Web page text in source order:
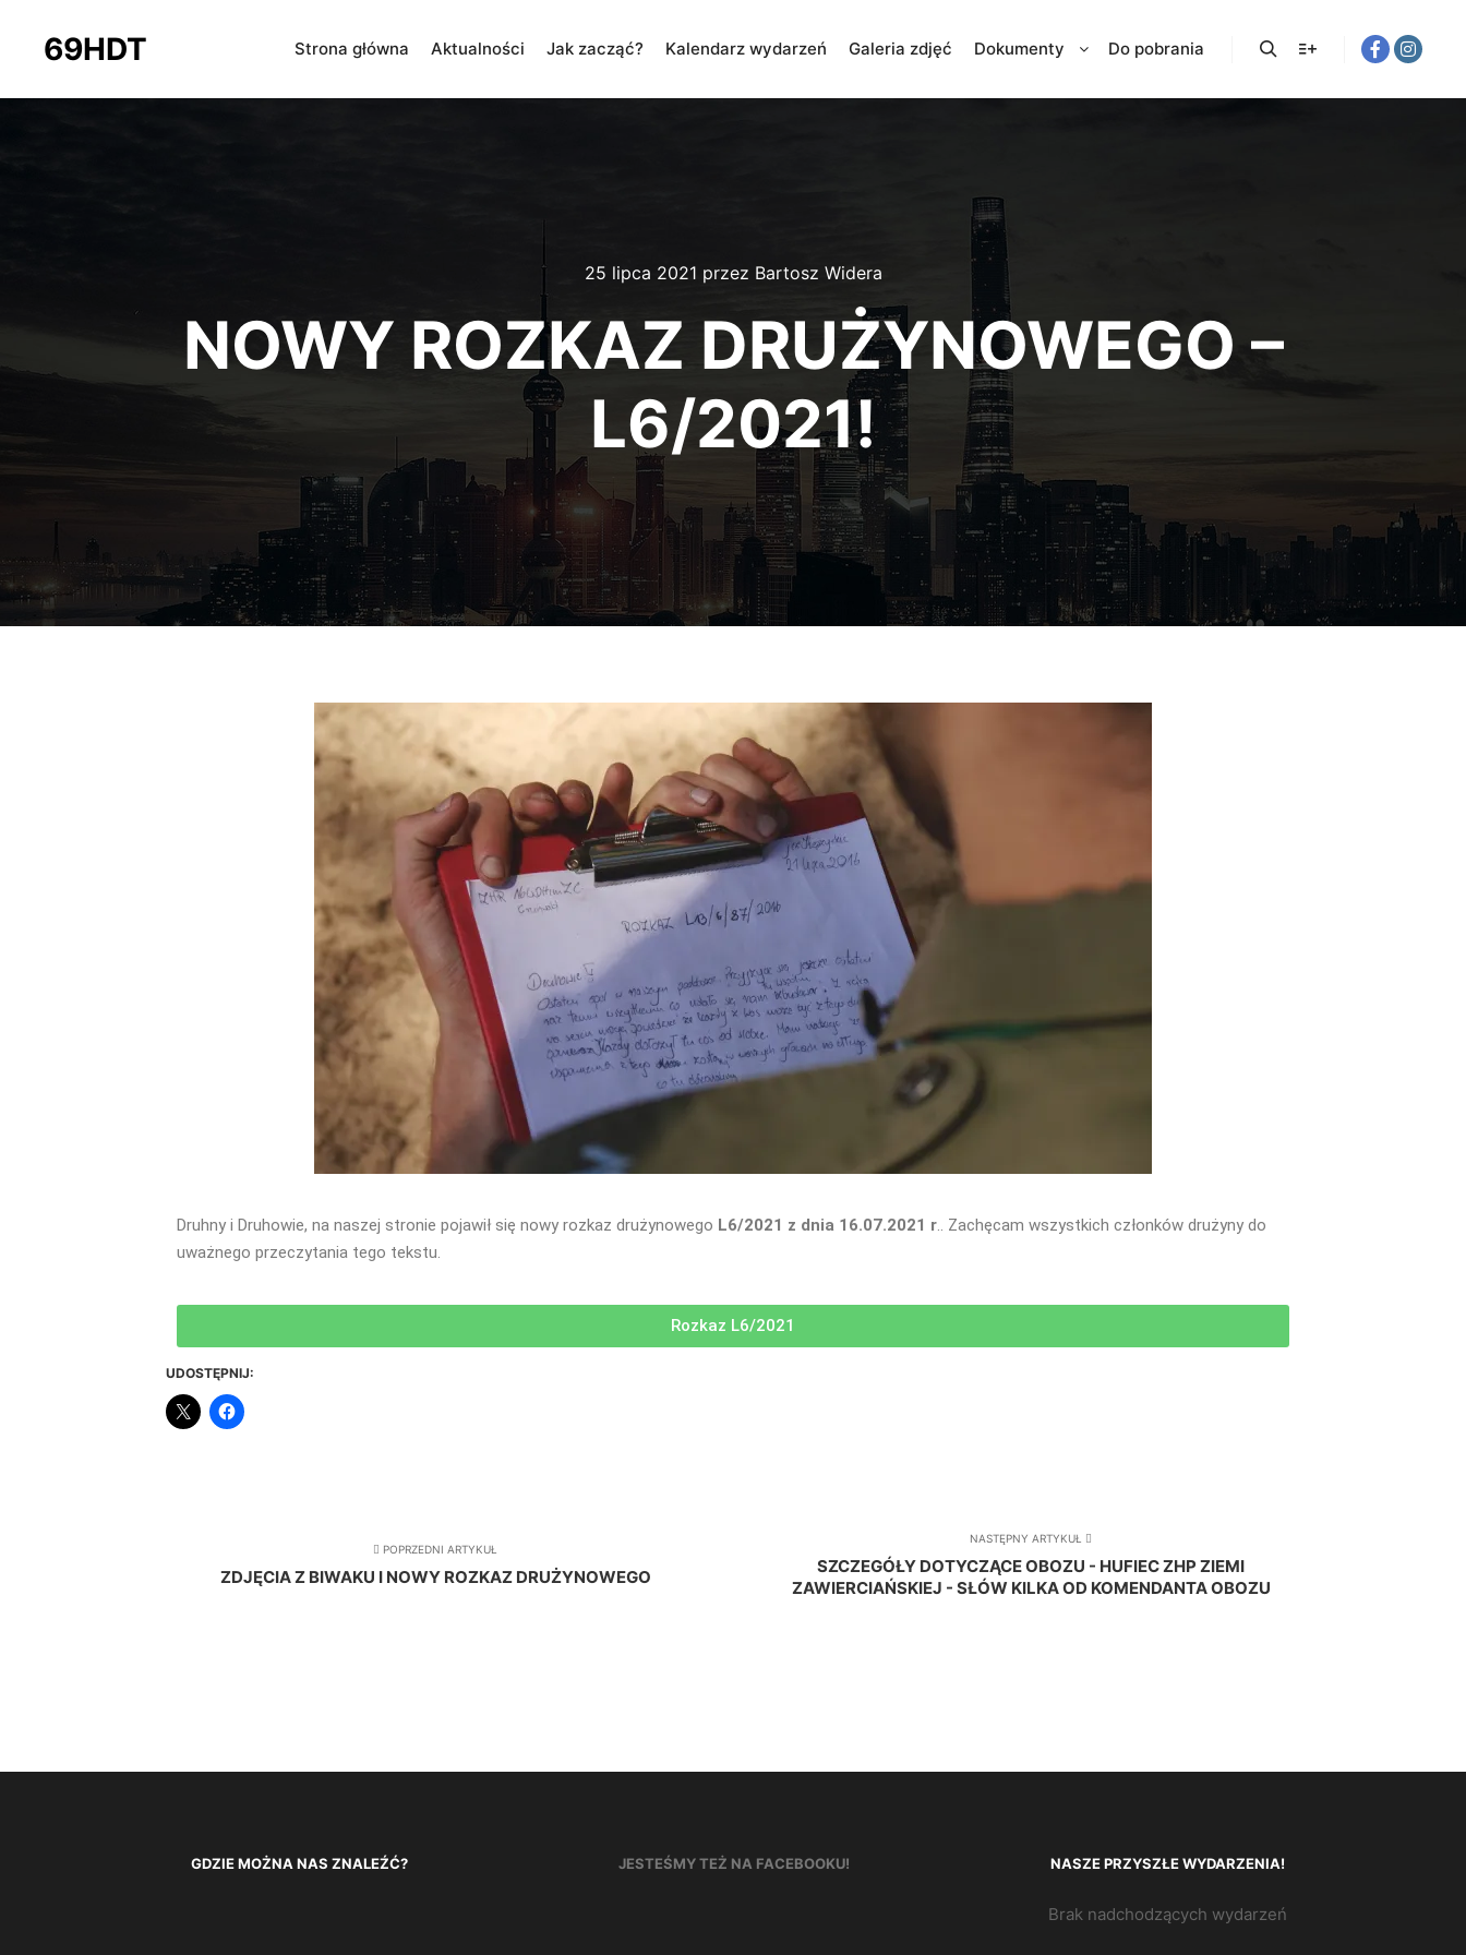
69HDT Strona główna Aktualności Jak zacząć? Kalendarz wydarzeń Galeria zdjęć Dokumenty Do pobrania
25 lipca 2021 przez Bartosz Widera
NOWY ROZKAZ DRUŻYNOWEGO –
L6/2021!
Druhny i Druhowie, na naszej stronie pojawił się nowy rozkaz drużynowego L6/2021 z dnia 16.07.2021 r.. Zachęcam wszystkich członków drużyny do
uważnego przeczytania tego tekstu.
Rozkaz L6/2021
UDOSTĘPNIJ:
POPRZEDNI ARTYKUŁ
ZDJĘCIA Z BIWAKU I NOWY ROZKAZ DRUŻYNOWEGO
NASTĘPNY ARTYKUŁ
SZCZEGÓŁY DOTYCZĄCE OBOZU - HUFIEC ZHP ZIEMI
ZAWIERCIAŃSKIEJ - SŁÓW KILKA OD KOMENDANTA OBOZU
GDZIE MOŻNA NAS ZNALEŹĆ? JESTEŚMY TEŻ NA FACEBOOKU! NASZE PRZYSZŁE WYDARZENIA!
Brak nadchodzących wydarzeń